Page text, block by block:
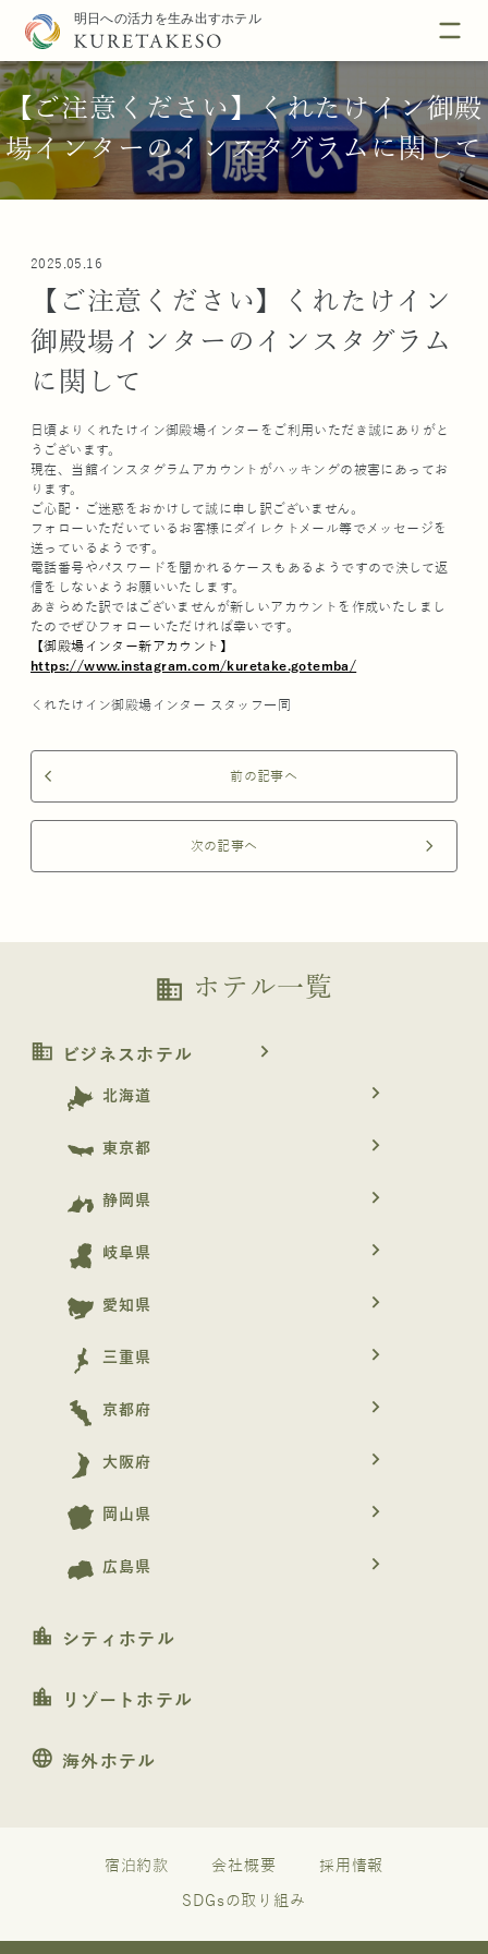
【ご注意ください】くれたけイン御殿
場インターのインスタグラムに関して
2025.05.16
【ご注意ください】くれたけイン
御殿場インターのインスタグラム
に関して
日頃よりくれたけイン御殿場インターをご利用いただき誠にありがと
うございます。
現在、当館インスタグラムアカウントがハッキングの被害にあってお
ります。
ご心配・ご迷惑をおかけして誠に申し訳ございません。
フォローいただいているお客様にダイレクトメール等でメッセージを
送っているようです。
電話番号やパスワードを聞かれるケースもあるようですので決して返
信をしないようお願いいたします。
あきらめた訳ではございませんが新しいアカウントを作成いたしまし
たのでぜひフォローいただければ幸いです。
【御殿場インター新アカウント】
https://www.instagram.com/kuretake.gotemba/
くれたけイン御殿場インター スタッフ一同
arrow_back_ios 前の記事へ
次の記事へ arrow_forward_ios
business ホテル一覧
business ビジネスホテル navigate_next
北海道 navigate_next
東京都 navigate_next
静岡県 navigate_next
岐阜県 navigate_next
愛知県 navigate_next
三重県 navigate_next
京都府 navigate_next
大阪府 navigate_next
岡山県 navigate_next
広島県 navigate_next
location_city シティホテル
location_city リゾートホテル
language 海外ホテル
宿泊約款 会社概要 採用情報
SDGsの取り組み